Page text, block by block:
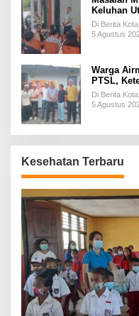
Keluhan
Di Berita Kota
5 Agustus
Warga
PTSL,
Di Berita Kota
5 Agustus
Kesehatan Terbaru